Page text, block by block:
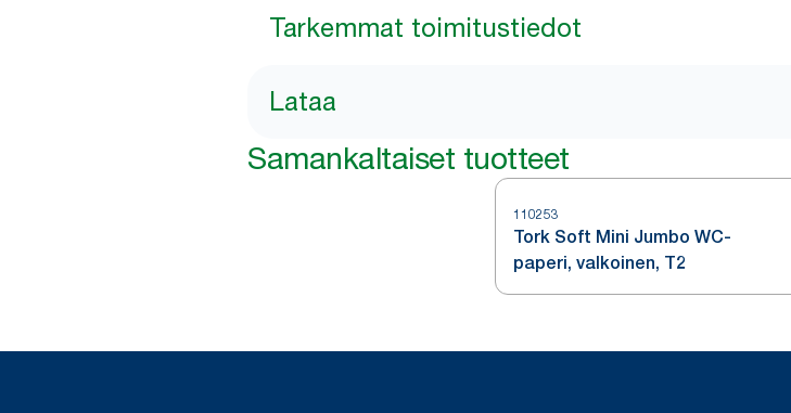
Tarkemmat toimitustiedot
Lataa
Samankaltaiset tuotteet
110253
Tork Soft Mini Jumbo WC-
paperi, valkoinen, T2